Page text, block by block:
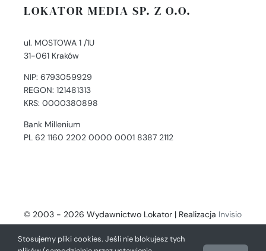
LOKATOR MEDIA SP. Z O.O.
ul. MOSTOWA 1 /1U
31-061 Kraków
NIP: 6793059929
REGON: 121481313
KRS: 0000380898
Bank Millenium
PL 62 1160 2202 0000 0001 8387 2112
© 2003 - 2026 Wydawnictwo Lokator | Realizacja Invisio
- Digital Solutions
Stosujemy pliki cookies. Jeśli nie blokujesz tych